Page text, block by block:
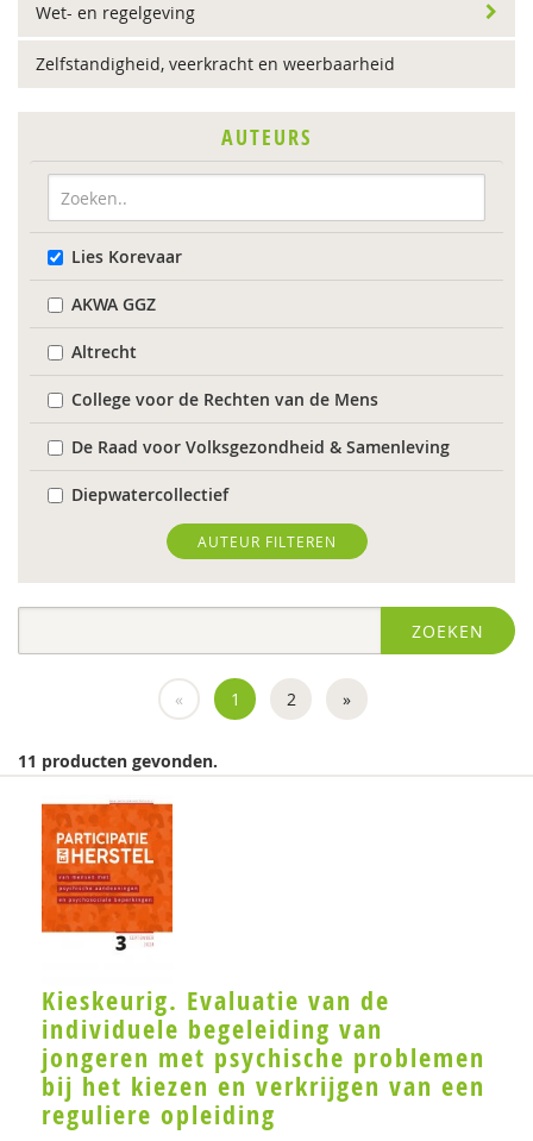
Wet- en regelgeving
Zelfstandigheid, veerkracht en weerbaarheid
AUTEURS
Lies Korevaar
AKWA GGZ
Altrecht
College voor de Rechten van de Mens
De Raad voor Volksgezondheid & Samenleving
Diepwatercollectief
Diverse
Flenke
KNMG
Landelijk Kenniscentrum LVB
LIDIE
Amandus in Beernem
Miranda
Movisie
AUTEUR FILTEREN
ZOEKEN
« 1 2 »
11 producten gevonden.
Kieskeurig. Evaluatie van de
individuele begeleiding van
jongeren met psychische problemen
bij het kiezen en verkrijgen van een
reguliere opleiding